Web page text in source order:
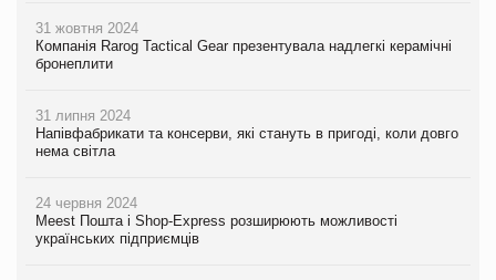
31 жовтня 2024
Компанія Rarog Tactical Gear презентувала надлегкі керамічні
бронеплити
31 липня 2024
Напівфабрикати та консерви, які стануть в пригоді, коли довго
нема світла
24 червня 2024
Meest Пошта і Shop-Express розширюють можливості
українських підприємців